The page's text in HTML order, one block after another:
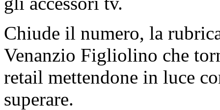
Chiude il numero, la
Venanzio Figliolino che
retail mettendone in luce
superare.